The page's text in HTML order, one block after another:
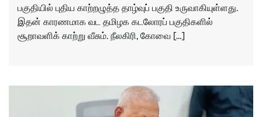
பகுதியில் புதிய காற்றழுத்த தாழ்வுப் பகுதி உருவாகியுள்ளது.
இதன் காரணமாக வட தமிழக கடலோரப் பகுதிகளில்
சூறாவளிக் காற்று வீசும். நீலகிரி, கோவை […]